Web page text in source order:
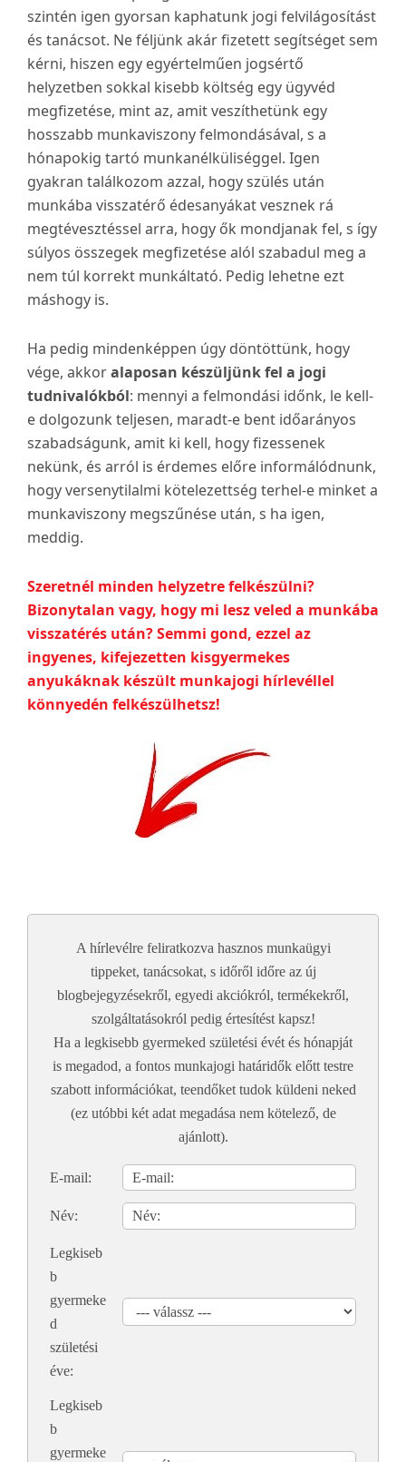
szintén igen gyorsan kaphatunk jogi felvilágosítást
és tanácsot. Ne féljünk akár fizetett segítséget sem
kérni, hiszen egy egyértelműen jogsértő
helyzetben sokkal kisebb költség egy ügyvéd
megfizetése, mint az, amit veszíthetünk egy
hosszabb munkaviszony felmondásával, s a
hónapokig tartó munkanélküliséggel. Igen
gyakran találkozom azzal, hogy szülés után
munkába visszatérő édesanyákat vesznek rá
megtévesztéssel arra, hogy ők mondjanak fel, s így
súlyos összegek megfizetése alól szabadul meg a
nem túl korrekt munkáltató. Pedig lehetne ezt
máshogy is.
Ha pedig mindenképpen úgy döntöttünk, hogy
vége, akkoralaposan készüljünk fel a jogi
tudnivalókból: mennyi a felmondási időnk, le kell-
e dolgozunk teljesen, maradt-e bent időarányos
szabadságunk, amit ki kell, hogy fizessenek
nekünk, és arról is érdemes előre informálódnunk,
hogy versenytilalmi kötelezettség terhel-e minket a
munkaviszony megszűnése után, s ha igen,
meddig.
Szeretnél minden helyzetre felkészülni?
Bizonytalan vagy, hogy mi lesz veled a munkába
visszatérés után?Semmi gond, ezzel az
ingyenes, kifejezetten kisgyermekes
anyukáknak készült munkajogi hírlevéllel
könnyedén felkészülhetsz!
A hírlevélre feliratkozva hasznos munkaügyi
tippeket, tanácsokat, s időről időre az új
blogbejegyzésekről, egyedi akciókról, termékekről,
szolgáltatásokról pedig értesítést kapsz!
Ha a legkisebb gyermeked születési évét és hónapját
is megadod, a fontos munkajogi határidők előtt testre
szabott információkat, teendőket tudok küldeni neked
(ez utóbbi két adat megadása nem kötelező, de
ajánlott).
E-mail:
Név:
Legkiseb
b
gyermeke
d
születési
éve:
Legkiseb
b
gyermeke